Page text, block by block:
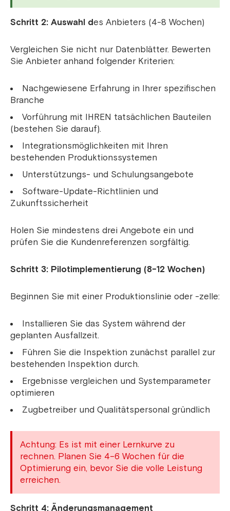
Schritt 2: Auswahl des Anbieters (4-8 Wochen)
Vergleichen Sie nicht nur Datenblätter. Bewerten
Sie Anbieter anhand folgender Kriterien:
Nachgewiesene Erfahrung in Ihrer spezifischen
Branche
Vorführung mit IHREN tatsächlichen Bauteilen
(bestehen Sie darauf).
Integrationsmöglichkeiten mit Ihren
bestehenden Produktionssystemen
Unterstützungs- und Schulungsangebote
Software-Update-Richtlinien und
Zukunftssicherheit
Holen Sie mindestens drei Angebote ein und
prüfen Sie die Kundenreferenzen sorgfältig.
Schritt 3: Pilotimplementierung (8-12 Wochen)
Beginnen Sie mit einer Produktionslinie oder -zelle:
Installieren Sie das System während der
geplanten Ausfallzeit.
Führen Sie die Inspektion zunächst parallel zur
bestehenden Inspektion durch.
Ergebnisse vergleichen und Systemparameter
optimieren
Zugbetreiber und Qualitätspersonal gründlich
Achtung: Es ist mit einer Lernkurve zu
rechnen. Planen Sie 4–6 Wochen für die
Optimierung ein, bevor Sie die volle Leistung
erreichen.
Schritt 4: Änderungsmanagement